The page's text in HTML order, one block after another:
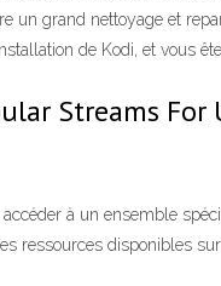
grand nettoyage et
de Kodi, et vous
Streams
à un ensemble
ressources disponibles